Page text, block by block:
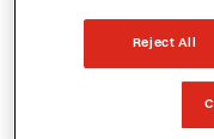
logistieke
resultaat bij
Logistics
LEES DE CASE
Reject All